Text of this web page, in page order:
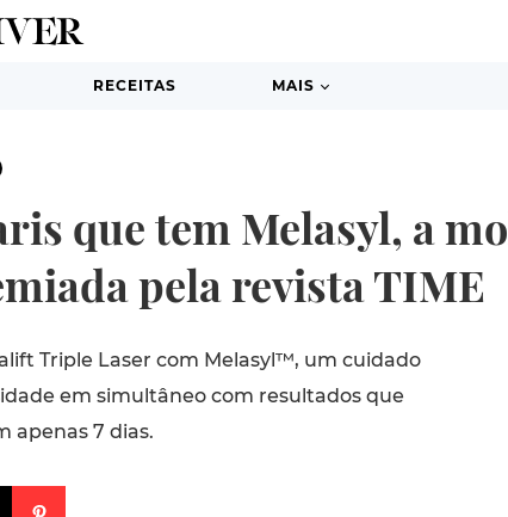
RECEITAS MAIS
que tem Melasyl, a
pela revista TIME
Triple Laser com Melasyl™, um cuidado
em simultâneo com resultados que
apenas 7 dias.